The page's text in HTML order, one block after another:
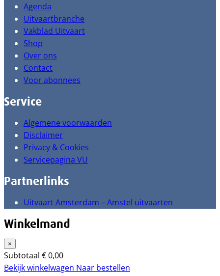
Agenda
Uitvaartbranche
Vakblad Uitvaart
Shop
Over ons
Contact
Voor abonnees
Service
Algemene voorwaarden
Disclaimer
Privacy & Cookies
Servicepagina VU
Partnerlinks
Uitvaart Amsterdam – Amstel uitvaarten
Winkelmand
×
Subtotaal €0,00
Bekijk winkelwagen Naar bestellen